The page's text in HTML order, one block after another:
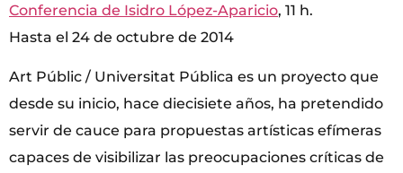
Conferencia de Isidro López-Aparicio, 11 h.
Hasta el 24 de octubre de 2014
Art Públic / Universitat Pública es un proyecto que
desde su inicio, hace diecisiete años, ha pretendido
servir de cauce para propuestas artísticas efímeras
capaces de visibilizar las preocupaciones críticas de